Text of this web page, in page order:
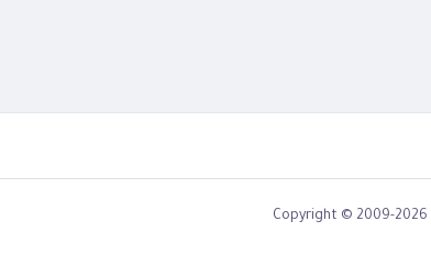
Copyright © 2009-2026